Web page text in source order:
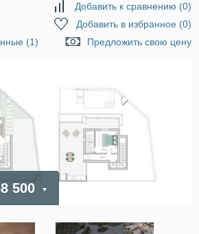
Добавить к сравнению (0)
Добавить в избранное(0)
(1)
Предложить свою цену
500